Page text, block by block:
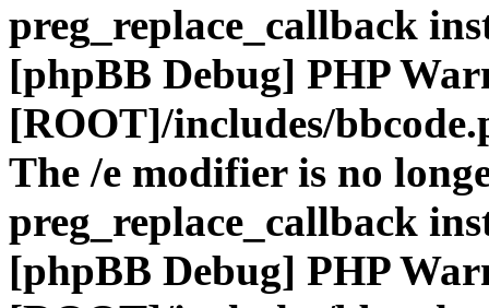
preg_replace_callback
[phpBB Debug] PHP
[ROOT]/includes/
The /e modifier is no
preg_replace_callback
[phpBB Debug] PHP